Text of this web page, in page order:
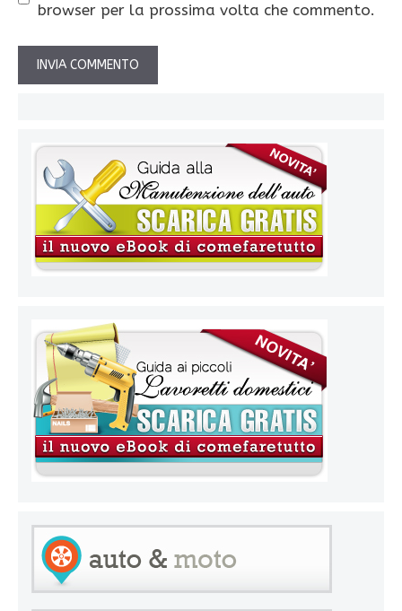
browser per la prossima volta che commento.